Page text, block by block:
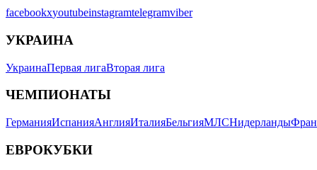
facebookxyoutubeinstagramtelegramviber
УКРАИНА
УкраинаПервая лигаВторая лига
ЧЕМПИОНАТЫ
ГерманияИспанияАнглияИталияБельгияМЛСНидерланды
ЕВРОКУБКИ